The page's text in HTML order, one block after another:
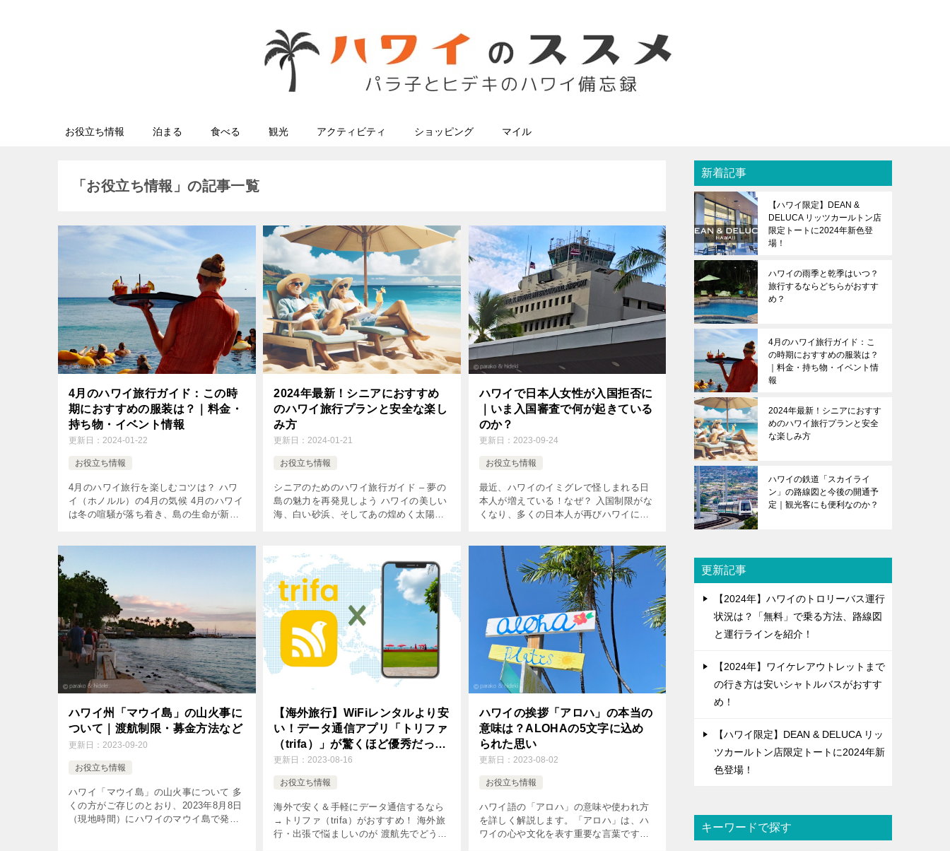
お役立ち情報 泊まる 食べる 観光 アクティビティ ショッピング マイル
「お役立ち情報」の記事一覧
4月のハワイ旅行ガイド：この時
期におすすめの服装は？｜料金・
持ち物・イベント情報
更新日： 2024-01-22
お役立ち情報
4月のハワイ旅行を楽しむコツは？ ハワ
イ（ホノルル）の4月の気候 4月のハワイ
は冬の喧騒が落ち着き、島の生命が新た
2024年最新！シニアにおすすめ
のハワイ旅行プランと安全な楽し
み方
更新日： 2024-01-21
お役立ち情報
シニアのためのハワイ旅行ガイド – 夢の
島の魅力を再発見しよう ハワイの美しい
海、白い砂浜、そしてあの煌めく太陽！
しやすくなったシニ […]
ハワイで日本人女性が入国拒否に
｜いま入国審査で何が起きている
のか？
更新日： 2023-09-24
お役立ち情報
最近、ハワイのイミグレで怪しまれる日
本人が増えている！なぜ？ 入国制限がな
くなり、多くの日本人が再びハワイに戻
が起きているようです。 &nbs […]
ハワイ州「マウイ島」の山火事に
ついて｜渡航制限・募金方法など
更新日： 2023-09-20
お役立ち情報
ハワイ「マウイ島」の山火事について 多
くの方がご存じのとおり、2023年8月8日
（現地時間）にハワイのマウイ島で発生
【海外旅行】WiFiレンタルより安
い！データ通信アプリ「トリファ
（trifa）」が驚くほど優秀だっ
た！
更新日：2023-08-16
お役立ち情報
海外で安く＆手軽にデータ通信するなら
→トリファ（trifa）がおすすめ！ 海外旅
行・出張で悩ましいのが 渡航先でどうや
ハワイの挨拶「アロハ」の本当の
意味は？ALOHAの5文字に込め
られた思い
更新日： 2023-08-02
お役立ち情報
ハワイ語の「アロハ」の意味や使われ方
を詳しく解説します。「アロハ」は、ハ
ワイの心や文化を表す重要な言葉です。
新着記事
【ハワイ限定】DEAN &
DELUCA リッツカールトン店
限定トートに2024年新色登
場！
ハワイの雨季と乾季はいつ？
旅行するならどちらがおすす
め？
4月のハワイ旅行ガイド：こ
の時期におすすめの服装は？
｜料金・持ち物・イベント情
報
2024年最新！シニアにおすす
めのハワイ旅行プランと安全
な楽しみ方
ハワイの鉄道「スカイライ
ン」の路線図と今後の開通予
定｜観光客にも便利なのか？
更新記事
【2024年】ハワイのトロリーバス運行
状況は？「無料」で乗る方法、路線図
と運行ラインを紹介！
【2024年】ワイケレアウトレットまで
の行き方は安いシャトルバスがおすす
め！
【ハワイ限定】DEAN & DELUCA リッ
ツカールトン店限定トートに2024年新
色登場！
キーワードで探す